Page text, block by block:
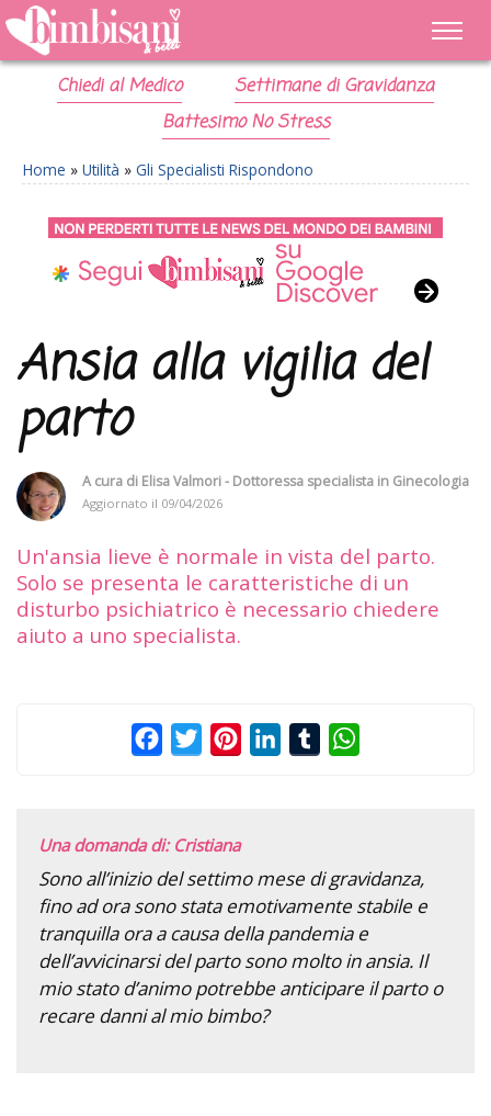
Chiedi al Medico
Settimane di Gravidanza
Battesimo No Stress
Home » Utilità » Gli Specialisti Rispondono
Ansia alla vigilia del
parto
A cura di Elisa Valmori - Dottoressa specialista in Ginecologia
Aggiornato il 09/04/2026
Un'ansia lieve è normale in vista del parto.
Solo se presenta le caratteristiche di un
disturbo psichiatrico è necessario chiedere
aiuto a uno specialista.
FacebookTwitterPinterestLinkedInTumblr
Una domanda di: Cristiana
Sono all’inizio del settimo mese di gravidanza,
fino ad ora sono stata emotivamente stabile e
tranquilla ora a causa della pandemia e
dell’avvicinarsi del parto sono molto in ansia. Il
mio stato d’animo potrebbe anticipare il parto o
recare danni al mio bimbo?